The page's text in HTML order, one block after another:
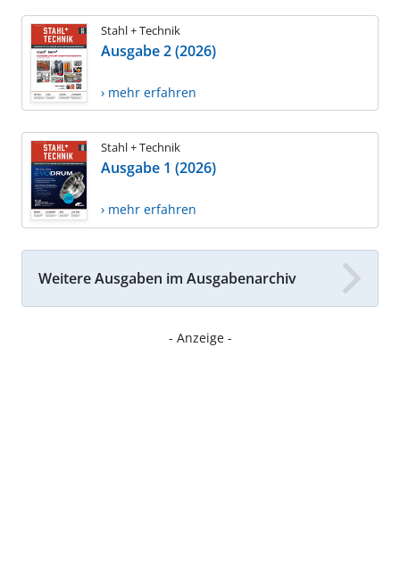
Stahl + Technik
Ausgabe 2 (2026)
› mehr erfahren
Stahl + Technik
Ausgabe 1 (2026)
› mehr erfahren
Weitere Ausgaben im Ausgabenarchiv
- Anzeige -